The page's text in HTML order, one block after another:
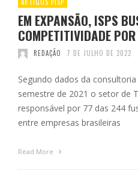
ARTIGOS PISP
EM EXPANSÃO, ISPS
COMPETITIVIDADE
REDAÇÃO 7 DE JULHO DE 2022
Segundo dados da
semestre de 2021 o setor de
responsável por 77 das 244
entre empresas brasileiras
Read More